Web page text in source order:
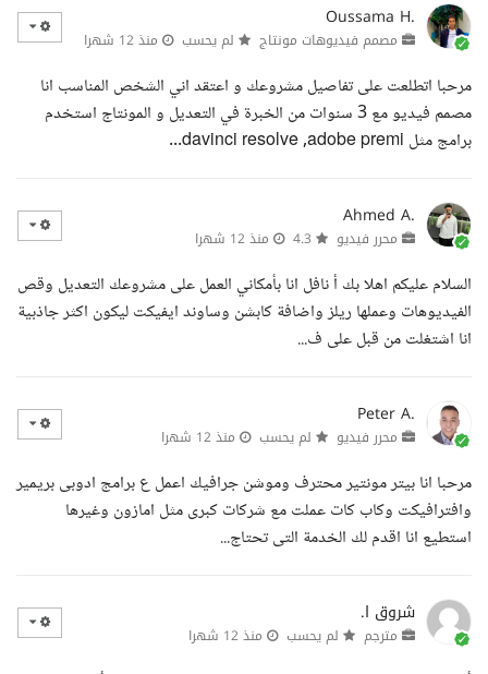
Oussama H.
مصمم فيديوهات مونتاج لم يحسب منذ 12 شهرا
مرحبا اتطلعت على تفاصيل مشروعك و اعتقد اني الشخص المناسب انا
مصمم فيديو مع 3 سنوات من الخبرة في التعديل و المونتاج استخدم
برامج مثل davinci resolve ,adobe premi...
Ahmed A.
محرر فيديو منذ 12 شهرا
السلام عليكم اهلا بك أ نافل انا بأمكاني العمل على مشروعك التعديل وقص
الفيديوهات وعملها ريلز واضافة كابشن وساوند ايفيكت ليكون اكثر جاذبية
انا اشتغلت من قبل على ف...
Peter A.
محرر فيديو لم يحسب منذ 12 شهرا
مرحبا انا بيتر مونتير محترف وموشن جرافيك اعمل ع برامج ادوبى بريمير
وافترافيكت وكاب كات عملت مع شركات كبرى مثل امازون وغيرها
استطيع انا اقدم لك الخدمة التى تحتاج...
شروق ا.
مترجم لم يحسب منذ 12 شهرا